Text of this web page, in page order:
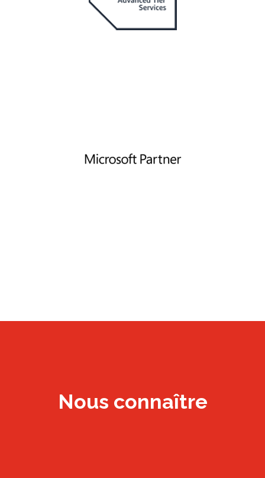
Nous connaître